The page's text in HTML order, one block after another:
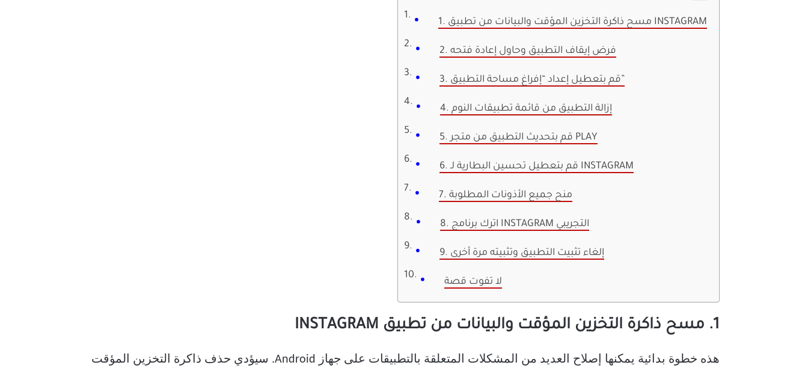
1. مسح ذاكرة التخزين المؤقت والبيانات من تطبيق INSTAGRAM
2. فرض إيقاف التطبيق وحاول إعادة فتحه
3. قم بتعطيل إعداد “إفراغ مساحة التطبيق”
4. إزالة التطبيق من قائمة تطبيقات النوم
5. قم بتحديث التطبيق من متجر PLAY
6. قم بتعطيل تحسين البطارية لـ INSTAGRAM
7. منح جميع الأذونات المطلوبة
8. اترك برنامج INSTAGRAM التجريبي
9. إلغاء تثبيت التطبيق وتثبيته مرة أخرى
لا تفوت قصة
1. مسح ذاكرة التخزين المؤقت والبيانات من تطبيق INSTAGRAM
هذه خطوة بدائية يمكنها إصلاح العديد من المشكلات المتعلقة بالتطبيقات على جهاز Android. سيؤدي حذف ذاكرة التخزين المؤقت